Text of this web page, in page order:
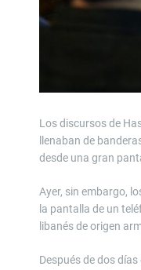
Los discursos de
llenaban de
desde una gran
Ayer, sin embargo,
la pantalla de un
libanés de origen
Después de dos